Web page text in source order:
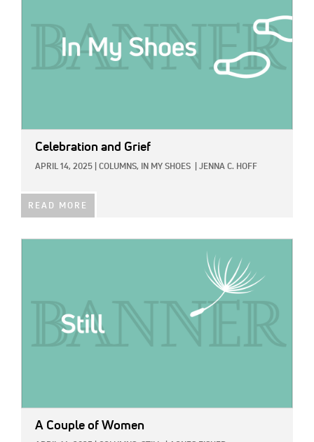
Celebration and Grief
APRIL 14, 2025 COLUMNS, IN MY SHOES JENNA C. HOFF
READ MORE
A Couple of Women